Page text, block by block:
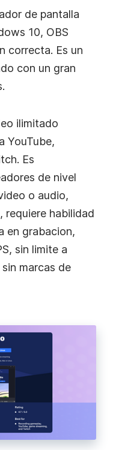
de pantalla
10, OBS
correcta. Es un
con un gran
ilimitado
YouTube,
Es
de nivel
o audio,
requiere habilidad
en grabacion,
sin limite a
marcas de